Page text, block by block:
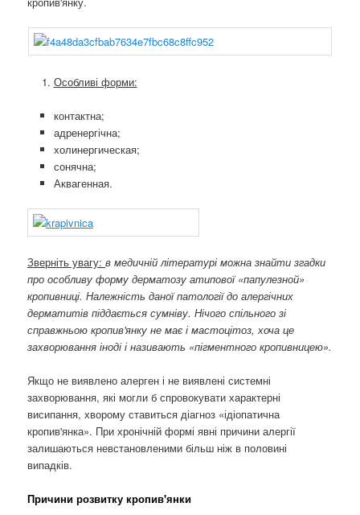
Особливі форми:
контактна;
адренергічна;
холинергическая;
сонячна;
Аквагенная.
Зверніть увагу:в медичній літературі можна знайти згадки
про особливу форму дерматозу атипової «папулезной»
кропивниці. Належність даної патології до алергічних
дерматитів піддається сумніву. Нічого спільного зі
справжньою кропив'янку не має і мастоцітоз, хоча це
захворювання іноді і називають «пігментного кропивницею».
Якщо не виявлено алерген і не виявлені системні
захворювання, які могли б спровокувати характерні
висипання, хворому ставиться діагноз «ідіопатична
кропив'янка». При хронічній формі явні причини алергії
залишаються невстановленими більш ніж в половині
випадків.
Причини розвитку кропив'янки